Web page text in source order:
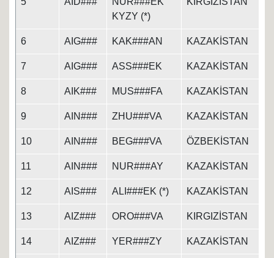
KYZY (*)
6 AIG### KAK###AN KAZAKİSTAN
7 AIG### ASS###EK KAZAKİSTAN
8 AIK### MUS###FA KAZAKİSTAN
9 AIN### ZHU###VA KAZAKİSTAN
10 AIN### BEG###VA ÖZBEKİSTAN
11 AIN### NUR###AY KAZAKİSTAN
12 AIS### ALI###EK (*) KAZAKİSTAN
13 AIZ### ORO###VA KIRGIZİSTAN
14 AIZ### YER###ZY KAZAKİSTAN